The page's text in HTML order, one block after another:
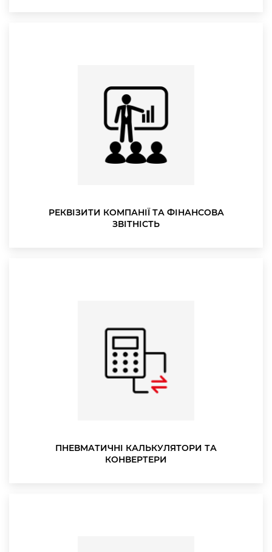
РЕКВІЗИТИ КОМПАНІЇ ТА ФІНАНСОВА
ЗВІТНІСТЬ
ПНЕВМАТИЧНІ КАЛЬКУЛЯТОРИ ТА
КОНВЕРТЕРИ